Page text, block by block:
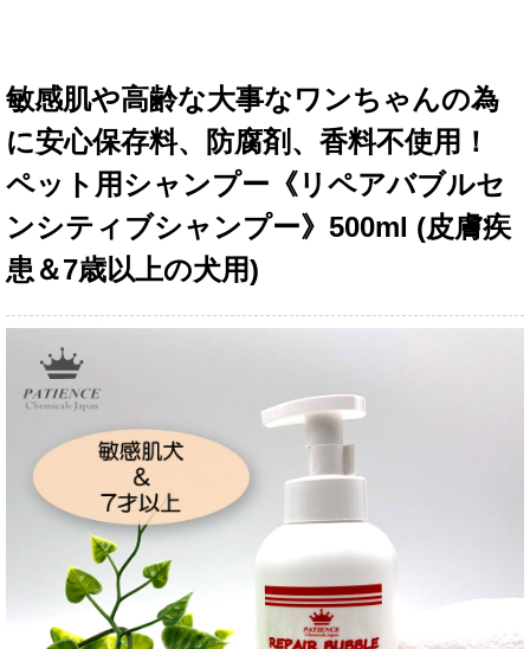
敏感肌や高齢な大事なワンちゃんの為
に安心保存料、防腐剤、香料不使用！
ペット用シャンプー《リペアバブルセ
ンシティブシャンプー》500ml (皮膚疾
患＆7歳以上の犬用)